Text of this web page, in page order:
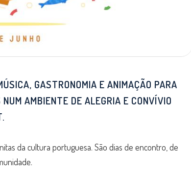
GASTRONOMIA E ANIMAÇÃO PARA
AMBIENTE DE ALEGRIA E CONVÍVIO
da cultura portuguesa. São dias de encontro, de